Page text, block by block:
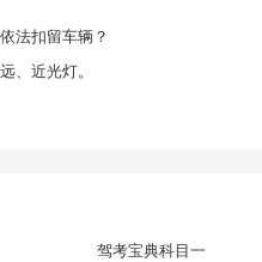
法扣留车辆？
、近光灯。
驾考宝典科目一